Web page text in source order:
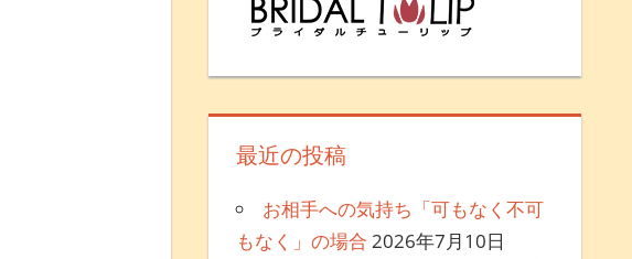
最近の投稿
お相手への気持ち「可もなく不可
もなく」の場合 2026年7月10日